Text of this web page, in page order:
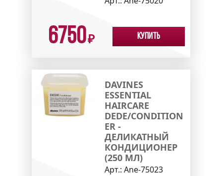
6750₽ Купить
DAVINES
ESSENTIAL
HAIRCARE
DEDE/CONDITION
ER -
ДЕЛИКАТНЫЙ
КОНДИЦИОНЕР
(250 МЛ)
Арт.: Ane-75023